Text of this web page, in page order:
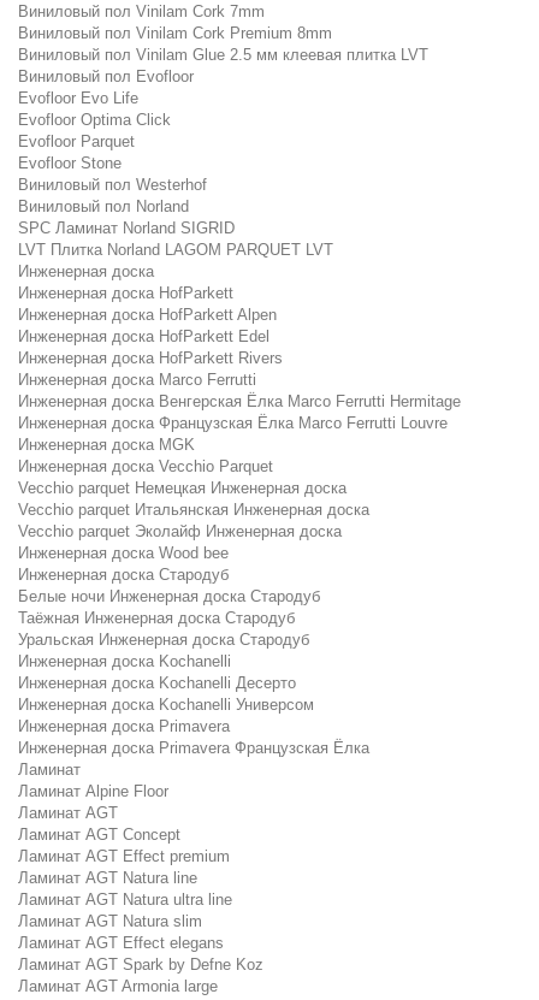
Виниловый пол Vinilam Cork 7mm
Виниловый пол Vinilam Cork Premium 8mm
Виниловый пол Vinilam Glue 2.5 мм клеевая плитка LVT
Виниловый пол Evofloor
Evofloor Evo Life
Evofloor Optima Click
Evofloor Parquet
Evofloor Stone
Виниловый пол Westerhof
Виниловый пол Norland
SPC Ламинат Norland SIGRID
LVT Плитка Norland LAGOM PARQUET LVT
Инженерная доска
Инженерная доска HofParkett
Инженерная доска HofParkett Alpen
Инженерная доска HofParkett Edel
Инженерная доска HofParkett Rivers
Инженерная доска Marco Ferrutti
Инженерная доска Венгерская Ёлка Marco Ferrutti Hermitage
Инженерная доска Французская Ёлка Marco Ferrutti Louvre
Инженерная доска MGK
Инженерная доска Vecchio Parquet
Vecchio parquet Немецкая Инженерная доска
Vecchio parquet Итальянская Инженерная доска
Vecchio parquet Эколайф Инженерная доска
Инженерная доска Wood bee
Инженерная доска Стародуб
Белые ночи Инженерная доска Стародуб
Таёжная Инженерная доска Стародуб
Уральская Инженерная доска Стародуб
Инженерная доска Kochanelli
Инженерная доска Kochanelli Десерто
Инженерная доска Kochanelli Универсом
Инженерная доска Primavera
Инженерная доска Primavera Французская Ёлка
Ламинат
Ламинат Alpine Floor
Ламинат AGT
Ламинат AGT Concept
Ламинат AGT Effect premium
Ламинат AGT Natura line
Ламинат AGT Natura ultra line
Ламинат AGT Natura slim
Ламинат AGT Effect elegans
Ламинат AGT Spark by Defne Koz
Ламинат AGT Armonia large